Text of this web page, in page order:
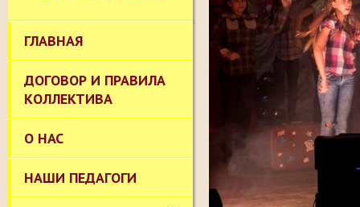
ГЛАВНАЯ
ДОГОВОР И ПРАВИЛА
КОЛЛЕКТИВА
О НАС
НАШИ ПЕДАГОГИ